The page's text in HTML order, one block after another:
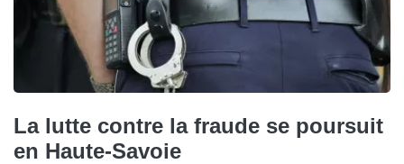
La lutte contre la fraude se poursuit
en Haute-Savoie